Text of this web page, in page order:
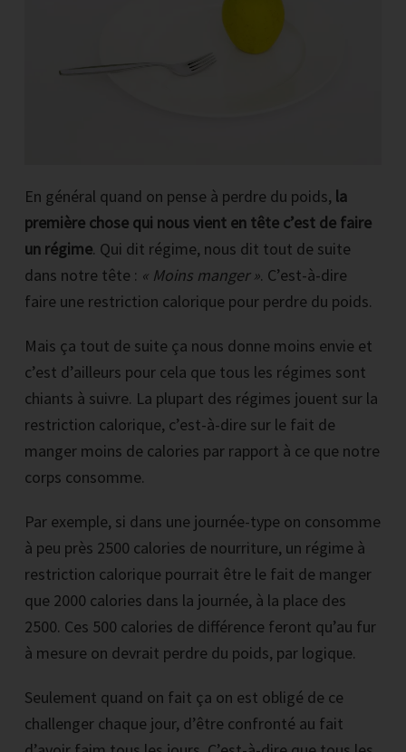
En général quand on pense à perdre du poids, la
première chose qui nous vient en tête c’est de faire
un régime. Qui dit régime, nous dit tout de suite
dans notre tête : « Moins manger ». C’est-à-dire
faire une restriction calorique pour perdre du poids.
Mais ça tout de suite ça nous donne moins envie et
c’est d’ailleurs pour cela que tous les régimes sont
chiants à suivre. La plupart des régimes jouent sur la
restriction calorique, c’est-à-dire sur le fait de
manger moins de calories par rapport à ce que notre
corps consomme.
Par exemple, si dans une journée-type on consomme
à peu près 2500 calories de nourriture, un régime à
restriction calorique pourrait être le fait de manger
que 2000 calories dans la journée, à la place des
2500. Ces 500 calories de différence feront qu’au fur
à mesure on devrait perdre du poids, par logique.
Seulement quand on fait ça on est obligé de ce
challenger chaque jour, d’être confronté au fait